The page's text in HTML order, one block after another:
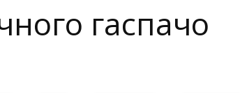
гаспачо